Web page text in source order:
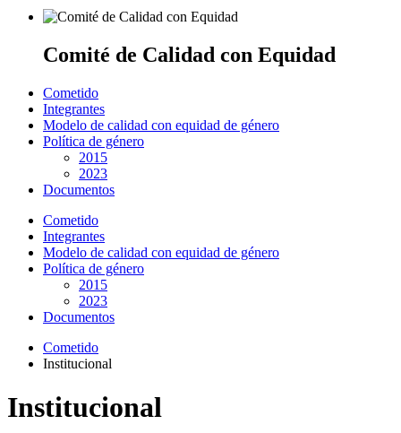
Comité de Calidad con Equidad
Cometido
Integrantes
Modelo de calidad con equidad de género
Política de género
2015
2023
Documentos
Cometido
Integrantes
Modelo de calidad con equidad de género
Política de género
2015
2023
Documentos
Cometido
Institucional
Institucional